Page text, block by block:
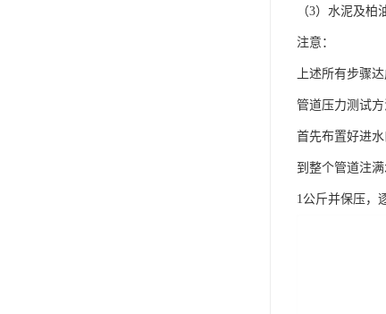
（3）水泥及
注意：
上述所有步骤
管道压力测试
首先布置好进
到整个管道注
1公斤并保压，